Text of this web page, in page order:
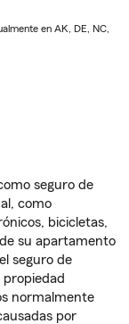
en AK, DE, NC,
seguro de
como
bicicletas,
su apartamento
seguro de
normalmente
por